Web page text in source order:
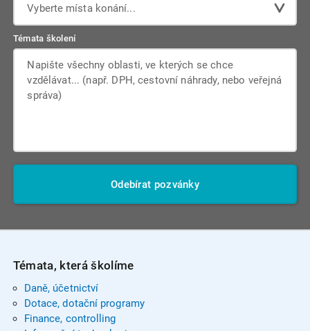
Vyberte místa konání...
Témata školení
Odebírat pozvánky
Témata, která školíme
Daně, účetnictví
Dotace, dotační programy
Finance, controlling